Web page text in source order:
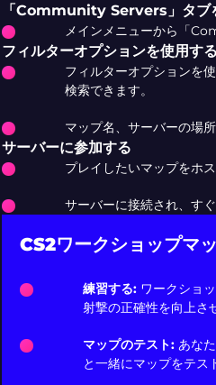
「Community Servers」タブ
メインメニューから「
フィルターオプションを使用する
フィルターオプションを
検索できます。
マップ名、サーバーの場
サーバーに参加する
プレイしたいマップをホ
サーバーに接続され、す
CS2ワークショップマ
練習する: ワークショ
射撃の正確性を向上さ
マップのテスト:あなた
と一緒にマップをテス